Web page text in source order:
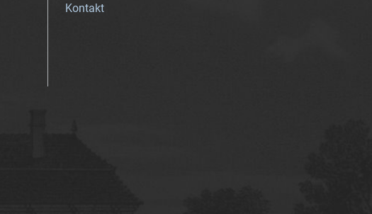
Kontakt